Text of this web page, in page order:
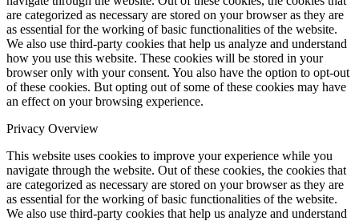
are categorized as necessary are stored on your browser as they are
as essential for the working of basic functionalities of the website.
We also use third-party cookies that help us analyze and understand
how you use this website. These cookies will be stored in your
browser only with your consent. You also have the option to opt-out
of these cookies. But opting out of some of these cookies may have
an effect on your browsing experience.
Privacy Overview
This website uses cookies to improve your experience while you
navigate through the website. Out of these cookies, the cookies that
are categorized as necessary are stored on your browser as they are
as essential for the working of basic functionalities of the website.
We also use third-party cookies that help us analyze and understand